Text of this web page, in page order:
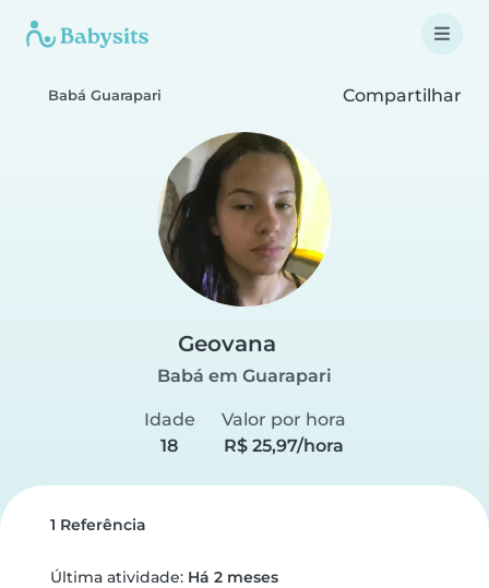
Babá Guarapari Compartilhar
Geovana
Babá em Guarapari
Idade
18
Valor por hora
R$ 25,97/hora
1 Referência
Última atividade: Há 2 meses